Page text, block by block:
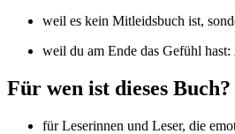
weil es kein Mitleidsbuch ist,
weil du am Ende das Gefühl hast:
Für wen ist dieses Buch?
für Leserinnen und Leser, die